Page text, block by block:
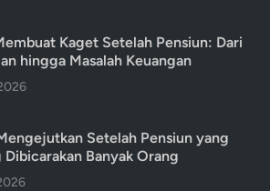
Kaget Setelah Pensiun: Dari
hingga Masalah Keuangan
Setelah Pensiun yang
Dibicarakan Banyak Orang